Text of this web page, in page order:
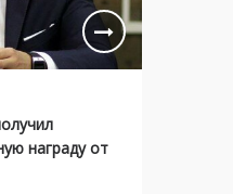
награду от